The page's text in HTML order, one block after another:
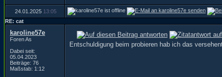
24.01.2025 13:05
RE: cat
karoline57e
Foren As
Dabei seit:
05.04.2023
Beiträge: 76
Maßstab: 1:12
Entschuldigung beim probieren hab ich das